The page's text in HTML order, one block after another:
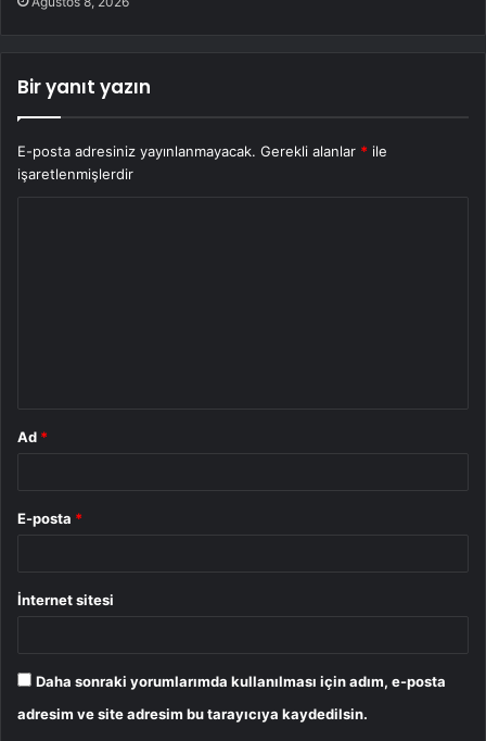
Bir yanıt yazın
E-posta adresiniz yayınlanmayacak. Gerekli alanlar * ile
işaretlenmişlerdir
Ad *
E-posta *
İnternet sitesi
Daha sonraki yorumlarımda kullanılması için adım, e-posta
adresim ve site adresim bu tarayıcıya kaydedilsin.